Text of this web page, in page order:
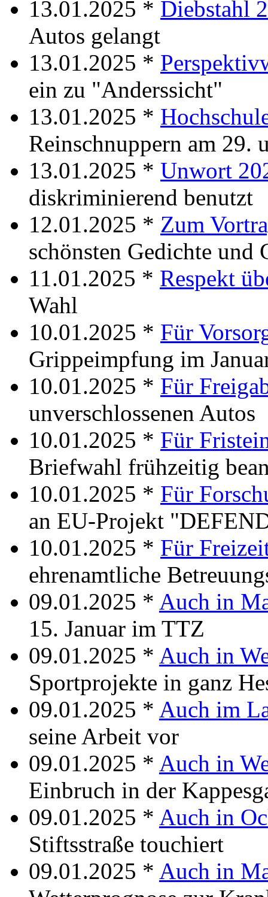
13.01.2025 * Diebstahl
Autos gelangt
13.01.2025 *
ein zu "Anderssicht"
13.01.2025 *
Reinschnuppern am 29.
13.01.2025 * Unwort
diskriminierend benutzt
12.01.2025 * Zum
schönsten Gedichte und
11.01.2025 * Respekt
Wahl
10.01.2025 * Für
Grippeimpfung im
10.01.2025 * Für
unverschlossenen Autos
10.01.2025 * Für
Briefwahl frühzeitig
10.01.2025 * Für
an EU-Projekt
10.01.2025 * Für
ehrenamtliche
09.01.2025 * Auch in
15. Januar im TTZ
09.01.2025 * Auch in
Sportprojekte in ganz
09.01.2025 * Auch im
seine Arbeit vor
09.01.2025 * Auch in
Einbruch in der
09.01.2025 * Auch in
Stiftsstraße touchiert
09.01.2025 * Auch in